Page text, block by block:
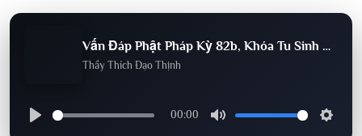
Vấn Đáp Phật Pháp Kỳ 82b, Khóa Tu Sinh Viên Xuân An Lạc Chùa Khai Nguyên 25-03-2018, Đại Đức Thích Đạo Thịnh
Thầy Thích Đạo Thịnh
00:00